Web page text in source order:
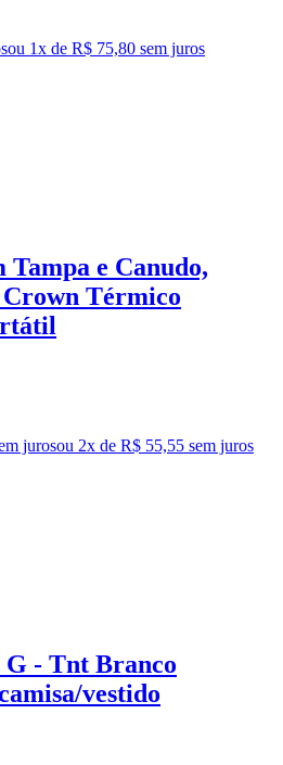
ou 1x de R$ 75,80 sem juros
Tampa e Canudo,
Térmico
jurosou 2x de R$ 55,55 sem juros
G - Tnt Branco
vestido